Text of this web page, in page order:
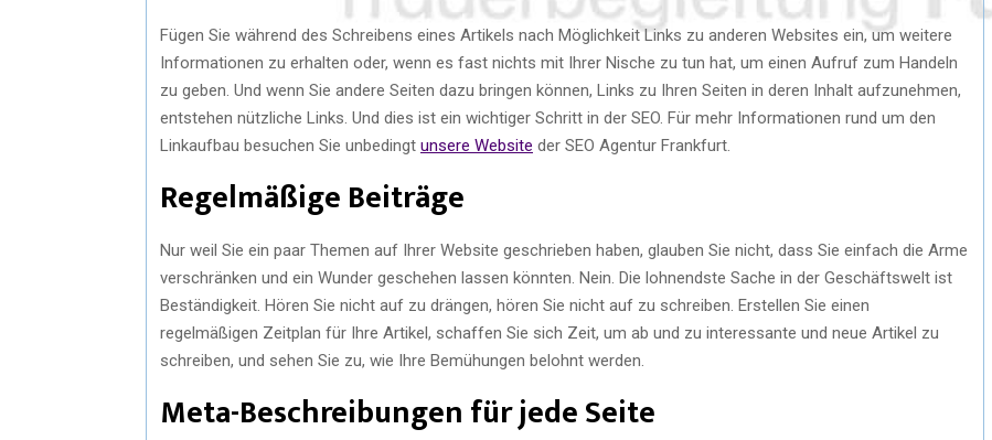
Fügen Sie während des Schreibens eines Artikels nach Möglichkeit Links zu anderen Websites ein, um weitere
Informationen zu erhalten oder, wenn es fast nichts mit Ihrer Nische zu tun hat, um einen Aufruf zum Handeln
zu geben. Und wenn Sie andere Seiten dazu bringen können, Links zu Ihren Seiten in deren Inhalt aufzunehmen,
entstehen nützliche Links. Und dies ist ein wichtiger Schritt in der SEO. Für mehr Informationen rund um den
Linkaufbau besuchen Sie unbedingt unsere Website der SEO Agentur Frankfurt.
Regelmäßige Beiträge
Nur weil Sie ein paar Themen auf Ihrer Website geschrieben haben, glauben Sie nicht, dass Sie einfach die Arme
verschränken und ein Wunder geschehen lassen könnten. Nein. Die lohnendste Sache in der Geschäftswelt ist
Beständigkeit. Hören Sie nicht auf zu drängen, hören Sie nicht auf zu schreiben. Erstellen Sie einen
regelmäßigen Zeitplan für Ihre Artikel, schaffen Sie sich Zeit, um ab und zu interessante und neue Artikel zu
schreiben, und sehen Sie zu, wie Ihre Bemühungen belohnt werden.
Meta-Beschreibungen für jede Seite